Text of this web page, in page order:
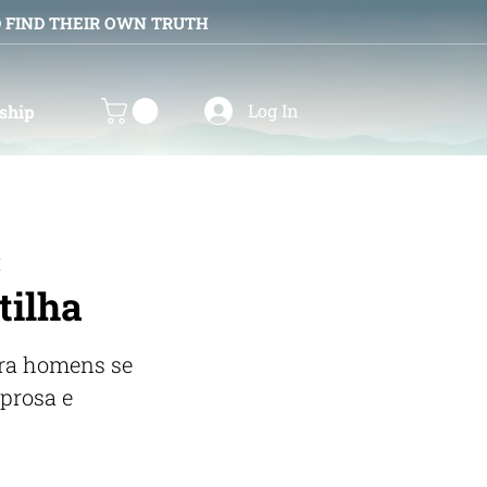
FIND THEIR OWN TRUTH
Log In
homens se
e